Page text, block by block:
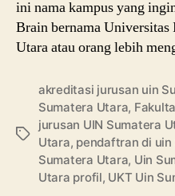
ini nama kampus yang
Brain bernama
Utara atau orang lebih
Tags
akreditasi jurusan uin
Sumatera Utara,
jurusan UIN Sumatera
Utara, pendaftran di
Sumatera Utara, Uin
Utara profil, UKT Uin